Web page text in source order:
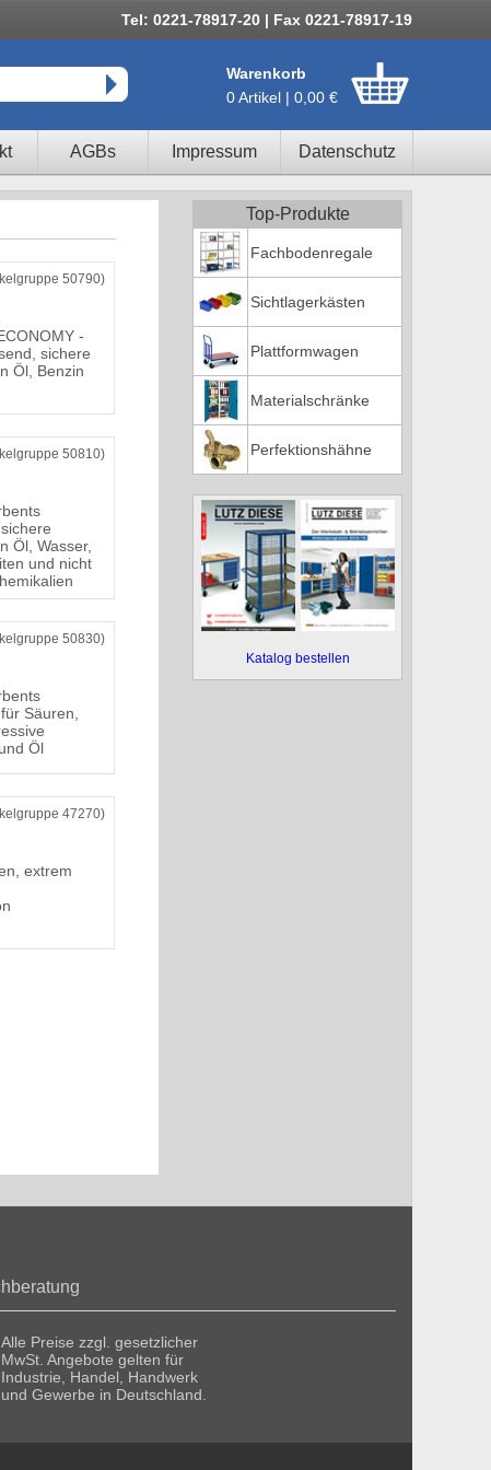
Tel: 0221-78917-20 | Fax 0221-78917-19
Warenkorb
0 Artikel | 0,00 €
AGBs Impressum Datenschutz
50790)
-
sichere
Öl, Benzin
50810)
Öl, Wasser,
und nicht
50830)
Säuren,
Öl
47270)
extrem
Top-Produkte
Fachbodenregale
Sichtlagerkästen
Plattformwagen
Materialschränke
Perfektionshähne
Katalog bestellen
Alle Preise zzgl. gesetzlicher
MwSt. Angebote gelten für
Industrie, Handel, Handwerk
und Gewerbe in Deutschland.